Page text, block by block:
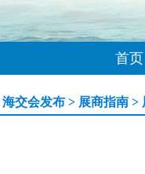
首页
海交会发布 > 展商指南 >